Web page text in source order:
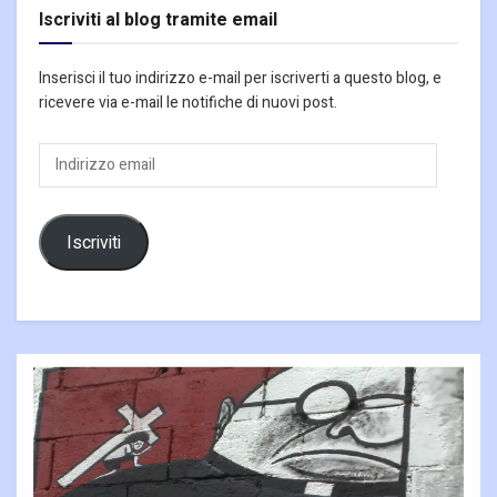
Iscriviti al blog tramite email
Inserisci il tuo indirizzo e-mail per iscriverti a questo blog, e
ricevere via e-mail le notifiche di nuovi post.
Indirizzo
email
Iscriviti